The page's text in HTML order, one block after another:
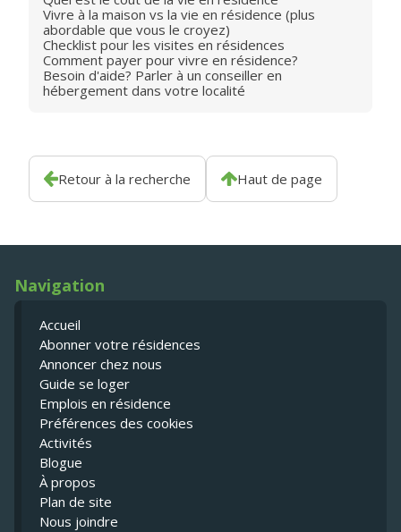
Vivre à la maison vs la vie en résidence (plus
abordable que vous le croyez)
Checklist pour les visites en résidences
Comment payer pour vivre en résidence?
Besoin d'aide? Parler à un conseiller en
hébergement dans votre localité
Retour à la recherche Haut de page
Navigation
Accueil
Abonner votre résidences
Annoncer chez nous
Guide se loger
Emplois en résidence
Préférences des cookies
Activités
Blogue
À propos
Plan de site
Nous joindre